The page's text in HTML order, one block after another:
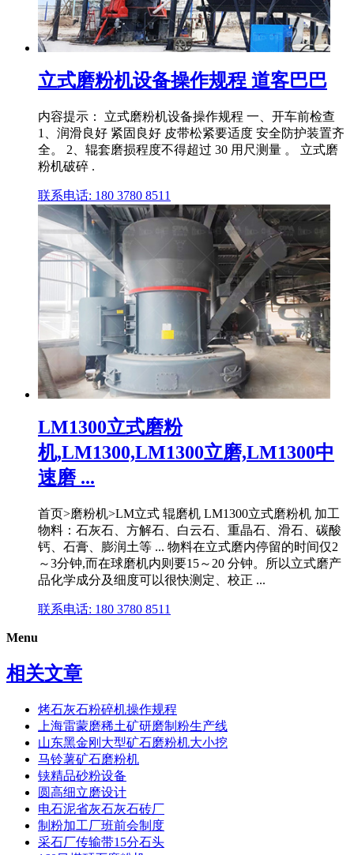
立式磨粉机设备操作规程 道客巴巴
内容提示： 立式磨粉机设备操作规程 一、开车前检查
1、润滑良好 紧固良好 皮带松紧要适度 安全防护装置齐
全。 2、辊套磨损程度不得超过 30 用尺测量 。 立式磨
粉机破碎 .
联系电话: 180 3780 8511
LM1300立式磨粉
机,LM1300,LM1300立磨,LM1300中
速磨 ...
首页>磨粉机>LM立式 辊磨机 LM1300立式磨粉机 加工
物料：石灰石、方解石、白云石、重晶石、滑石、碳酸
钙、石膏、膨润土等 ... 物料在立式磨内停留的时间仅2
～3分钟,而在球磨机内则要15～20 分钟。所以立式磨产
品化学成分及细度可以很快测定、校正 ...
联系电话: 180 3780 8511
Menu
相关文章
烤石灰石粉碎机操作规程
上海雷蒙磨稀土矿研磨制粉生产线
山东黑金刚大型矿石磨粉机大小挖
马铃薯矿石磨粉机
铗精品砂粉设备
圆高细立磨设计
电石泥省灰石灰石砖厂
制粉加工厂班前会制度
采石厂传输带15分石头